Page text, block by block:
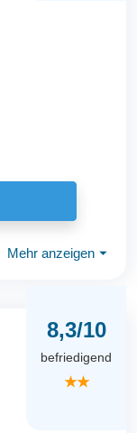
Mehr anzeigen ⏷
8,3/10
befriedigend
★★